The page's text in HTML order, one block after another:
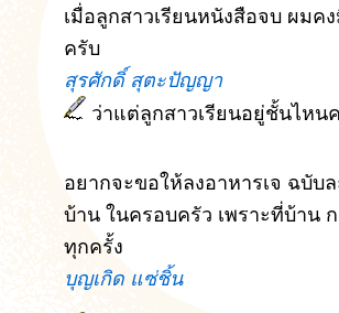
เมื่อลูกสาวเรียนหนังสือจบ ผม
ครับ
สุรศักดิ์ สุตะปัญญา
ว่าแต่ลูกสาวเรียนอยู่ชั้นไหน
อยากจะขอให้ลงอาหารเจ ฉบับ
บ้าน ในครอบครัว เพราะที่บ้าน
ทุกครั้ง
บุญเกิด แซ่ชิ้น